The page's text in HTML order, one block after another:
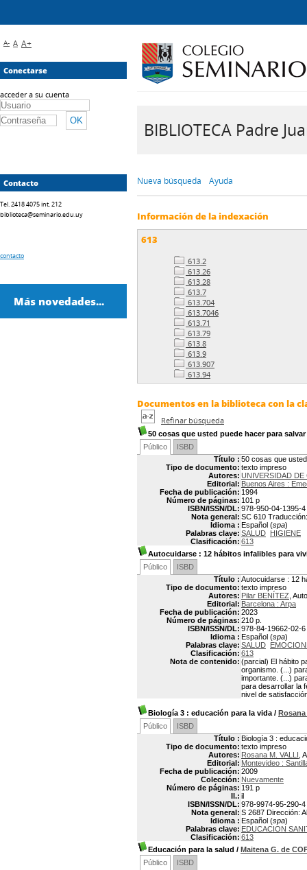
BIBLIOTECA Padre
Nueva búsqueda Ayuda
Información de la indexación
613
613.2
613.26
613.28
613.7
613.704
613.7046
613.71
613.79
613.8
613.9
613.907
613.94
Documentos en la biblioteca con la
Refinar búsqueda
50 cosas que usted puede hacer para
Público
ISBD
Título : 50 cosas que
Tipo de documento: texto impreso
Autores: UNIVERSIDAD DE
Editorial: Buenos Aires :
Fecha de publicación: 1994
Número de páginas: 101 p
ISBN/ISSN/DL: 978-950-04-1395-4
Nota general: SC 610
Idioma : Español (spa)
Palabras clave: SALUD HIGIENE
Clasificación: 613
Autocuidarse : 12 hábitos infalibles para
Público
ISBD
Título : Autocuidarse : 12
Tipo de documento: texto impreso
Autores: Pilar BENÍTEZ ,
Editorial: Barcelona : Arpa
Fecha de publicación: 2023
Número de páginas: 210 p.
ISBN/ISSN/DL: 978-84-19662-02-6
Idioma : Español (spa)
Palabras clave: SALUD
Clasificación: 613
Nota de contenido: (parcial) El hábito
organismo. (...)
importante. (...)
para desarrollar la
nivel de
Biología 3 : educación para la vida / Rosana
Público
ISBD
Título : Biología 3 :
Tipo de documento: texto impreso
Autores: Rosana M. VALLI ,
Editorial: Montevideo :
Fecha de publicación: 2009
Colección: Nuevamente
Número de páginas: 191 p
Il.: il
ISBN/ISSN/DL: 978-9974-95-290-4
Nota general: S 2687 Dirección:
Idioma : Español (spa)
Palabras clave: EDUCACION
Clasificación: 613
Educación para la salud / Maitena G. de
Público
ISBD
A- A A+
Conectarse
acceder a su cuenta
Contacto
Tel. 2418 4075 int. 212
biblioteca@seminario.edu.uy
contacto
Más novedades...